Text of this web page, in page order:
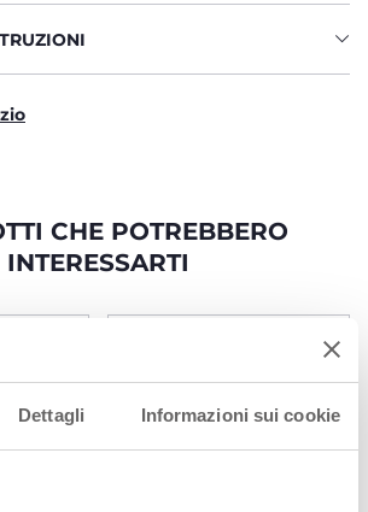
Dettagli Informazioni sui cookie
CHE POTREBBERO
INTERESSARTI